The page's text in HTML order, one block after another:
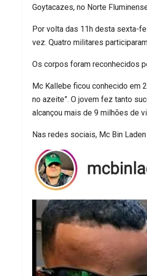
Goytacazes, no Norte
Por volta das 11h desta sexta-
vez. Quatro militares
Os corpos foram reconhecidos
Mc Kallebe ficou conhecido em
no azeite”. O jovem fez tanto
alcançou mais de 9 milhões de
Nas redes sociais, Mc Bin